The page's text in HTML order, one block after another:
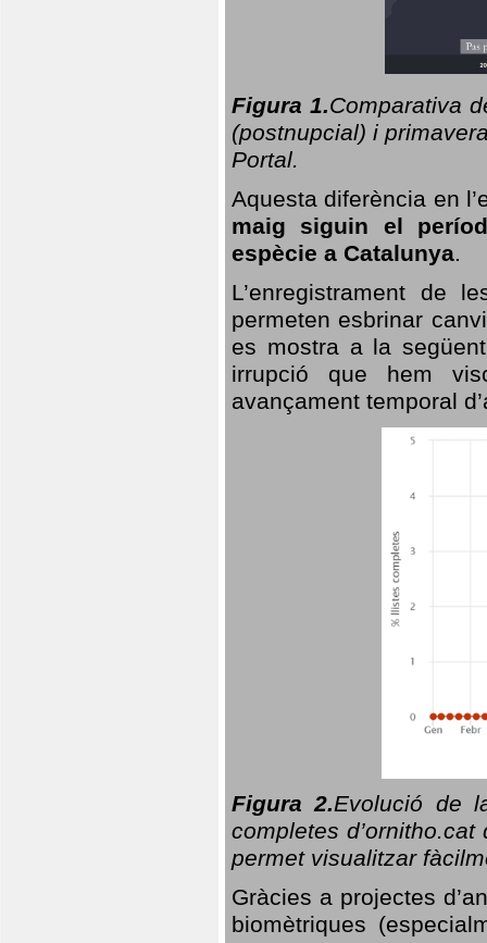
Figura 1.Comparativa
(postnupcial) i
Portal.
Aquesta diferència en
maig siguin el
espècie a Catalunya.
L’enregistrament de
permeten esbrinar
es mostra a la
irrupció que hem
avançament temporal
Figura 2.Evolució de
completes
permet visualitzar
Gràcies a projectes
biomètriques